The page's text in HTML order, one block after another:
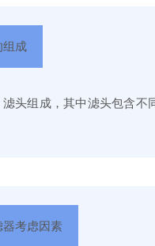
组成
头组成，其中滤头包含不
器考虑因素